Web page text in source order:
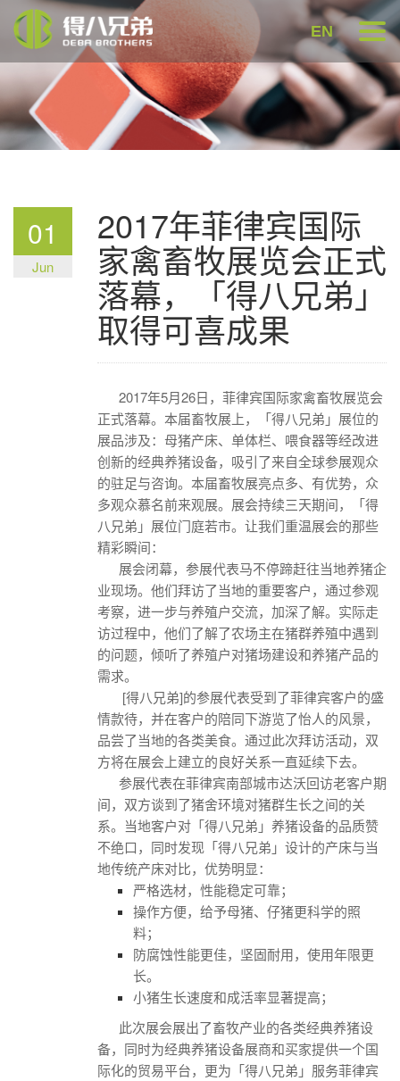
EN
01
Jun
2017年菲律宾国际
家禽畜牧展览会正式
落幕，「得八兄弟」
取得可喜成果
2017年5月26日，菲律宾国际家禽畜牧展览会
正式落幕。本届畜牧展上，「得八兄弟」展位的
展品涉及：母猪产床、单体栏、喂食器等经改进
创新的经典养猪设备，吸引了来自全球参展观众
的驻足与咨询。本届畜牧展亮点多、有优势，众
多观众慕名前来观展。展会持续三天期间，「得
八兄弟」展位门庭若市。让我们重温展会的那些
精彩瞬间：
展会闭幕，参展代表马不停蹄赶往当地养猪企
业现场。他们拜访了当地的重要客户，通过参观
考察，进一步与养殖户交流，加深了解。实际走
访过程中，他们了解了农场主在猪群养殖中遇到
的问题，倾听了养殖户对猪场建设和养猪产品的
需求。
[得八兄弟]的参展代表受到了菲律宾客户的盛
情款待，并在客户的陪同下游览了怡人的风景，
品尝了当地的各类美食。通过此次拜访活动，双
方将在展会上建立的良好关系一直延续下去。
参展代表在菲律宾南部城市达沃回访老客户期
间，双方谈到了猪舍环境对猪群生长之间的关
系。当地客户对「得八兄弟」养猪设备的品质赞
不绝口，同时发现「得八兄弟」设计的产床与当
地传统产床对比，优势明显：
严格选材，性能稳定可靠；
操作方便，给予母猪、仔猪更科学的照
料；
防腐蚀性能更佳，坚固耐用，使用年限更
长。
小猪生长速度和成活率显著提高；
此次展会展出了畜牧产业的各类经典养猪设
备，同时为经典养猪设备展商和买家提供一个国
际化的贸易平台，更为「得八兄弟」服务菲律宾